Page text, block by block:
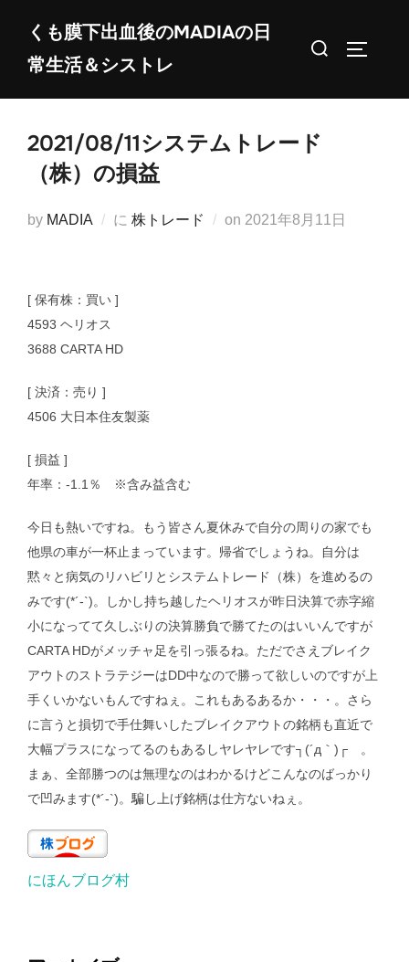
くも膜下出血後のMADIAの日
常生活＆シストレ
検
2021/08/11システムトレード
（株）の損益
by MADIA に 株トレード on 投
2021年8月11日
[ 保有株：買い ]
4593 ヘリオス
3688 CARTA HD
[ 決済：売り ]
4506 大日本住友製薬
[ 損益 ]
年率：-1.1％ ※含み益含む
今日も熱いですね。もう皆さん夏休みで自分の周りの家でも
他県の車が一杯止まっています。帰省でしょうね。自分は
黙々と病気のリハビリとシステムトレード（株）を進めるの
みです(*´-`)。しかし持ち越したヘリオスが昨日決算で赤字縮
小になってて久しぶりの決算勝負で勝てたのはいいんですが
CARTA HDがメッチャ足を引っ張るね。ただでさえブレイク
アウトのストラテジーはDD中なので勝って欲しいのですが上
手くいかないもんですねぇ。これもあるあるか・・・。さら
に言うと損切で手仕舞いしたブレイクアウトの銘柄も直近で
大幅プラスになってるのもあるしヤレヤレです┐(´д｀)┌ 。
まぁ、全部勝つのは無理なのはわかるけどこんなのばっかり
で凹みます(*´-`)。騙し上げ銘柄は仕方ないねぇ。
にほんブログ村